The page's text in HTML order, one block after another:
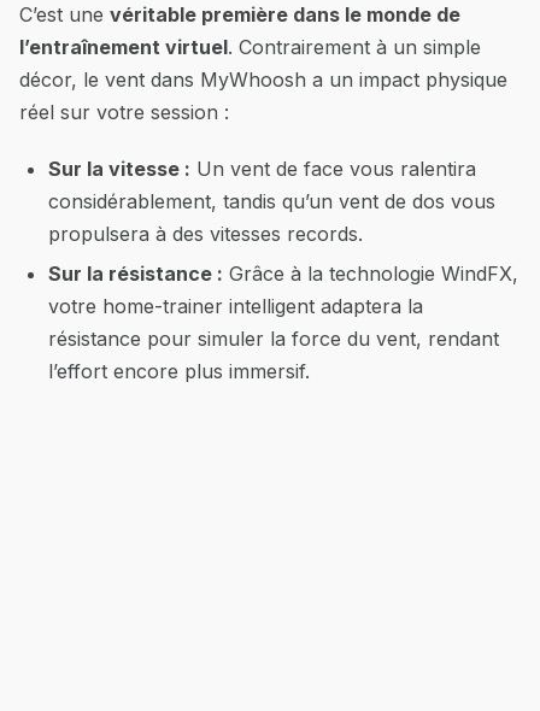
C’est une véritable première dans le monde de
l’entraînement virtuel. Contrairement à un simple
décor, le vent dans MyWhoosh a un impact physique
réel sur votre session :
Sur la vitesse : Un vent de face vous ralentira
considérablement, tandis qu’un vent de dos vous
propulsera à des vitesses records.
Sur la résistance : Grâce à la technologie WindFX,
votre home-trainer intelligent adaptera la
résistance pour simuler la force du vent, rendant
l’effort encore plus immersif.